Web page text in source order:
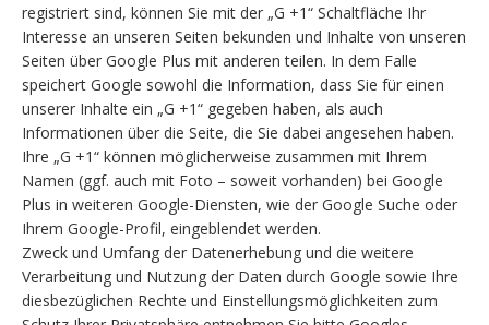
registriert sind, können Sie mit der „G +1“ Schaltfläche Ihr
Interesse an unseren Seiten bekunden und Inhalte von unseren
Seiten über Google Plus mit anderen teilen. In dem Falle
speichert Google sowohl die Information, dass Sie für einen
unserer Inhalte ein „G +1“ gegeben haben, als auch
Informationen über die Seite, die Sie dabei angesehen haben.
Ihre „G +1“ können möglicherweise zusammen mit Ihrem
Namen (ggf. auch mit Foto – soweit vorhanden) bei Google
Plus in weiteren Google-Diensten, wie der Google Suche oder
Ihrem Google-Profil, eingeblendet werden.
Zweck und Umfang der Datenerhebung und die weitere
Verarbeitung und Nutzung der Daten durch Google sowie Ihre
diesbezüglichen Rechte und Einstellungsmöglichkeiten zum